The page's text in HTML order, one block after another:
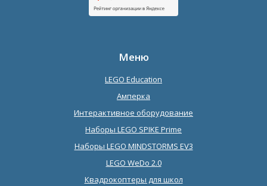
Меню
LEGO Education
Амперка
Интерактивное оборудование
Наборы LEGO SPIKE Prime
Наборы LEGO MINDSTORMS EV3
LEGO WeDo 2.0
Квадрокоптеры для школ